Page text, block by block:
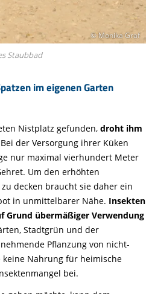
im eigenen Garten
© Monika Graf
Staubbad
Nistplatz gefunden, droht ihm
der Versorgung ihrer Küken
nur maximal vierhundert Meter
Um den erhöhten
decken braucht sie daher ein
in unmittelbarer Nähe. Insekten
Grund übermäßiger Verwendung
Stadtgrün und der
Pflanzung von nicht-
keine Nahrung für heimische
bei.